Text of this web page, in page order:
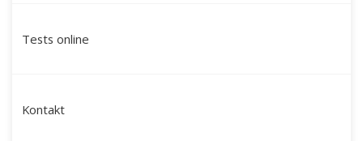
Tests online
Kontakt